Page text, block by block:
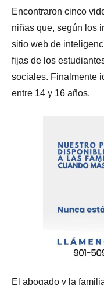
Encontraron cinco
niñas que, según los
sitio web de
fijas de los
sociales. Finalmente
entre 14 y 16 años.
El abogado y la